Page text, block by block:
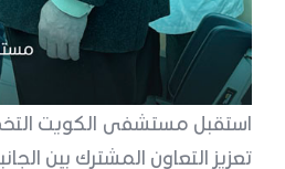
استقبل مستشفى الكويت
تعزيز التعاون المشترك بين